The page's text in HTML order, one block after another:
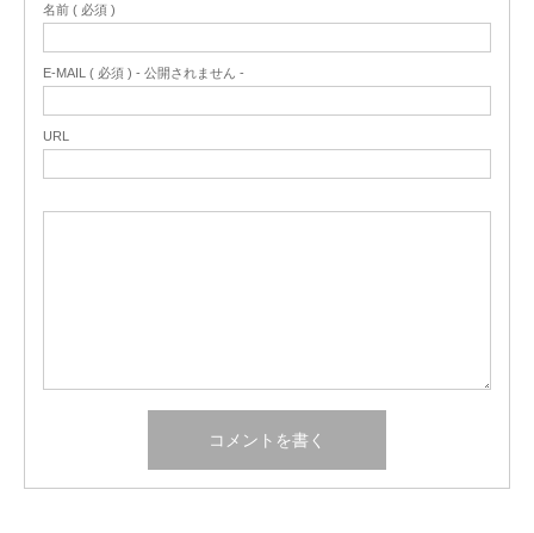
名前 ( 必須 )
E-MAIL ( 必須 ) - 公開されません -
URL